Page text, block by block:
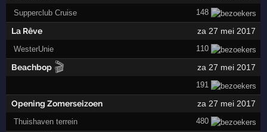
Supperclub Cruise 148
La Rêve za 27 mei 2017
WesterUnie 110
Beachbop 🎬 za 27 mei 2017
191
Opening Zomerseizoen za 27 mei 2017
Thuishaven terrein 480